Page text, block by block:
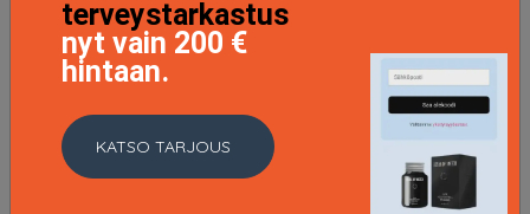
Bronze Goddess Powder Bronzer Medium Deep
terveystarkastus
nyt vain 200 €
hintaan.
KATSO TARJOUS